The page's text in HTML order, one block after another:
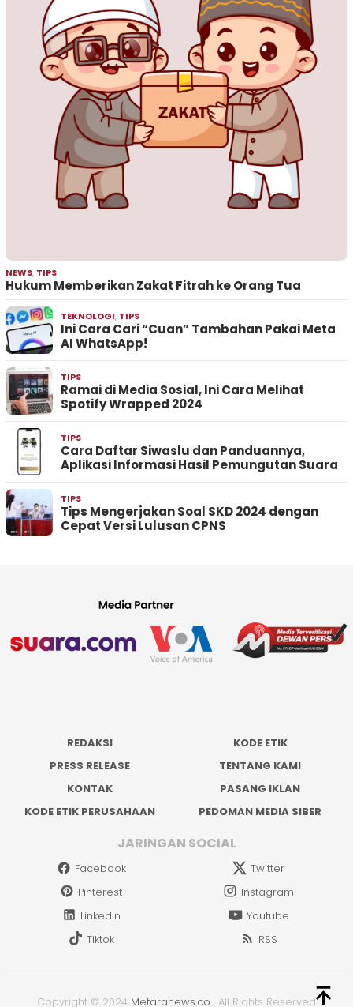
NEWS, TIPS
Hukum Memberikan Zakat Fitrah ke Orang Tua
TEKNOLOGI, TIPS
Ini Cara Cari “Cuan” Tambahan Pakai Meta
AI WhatsApp!
TIPS
Ramai di Media Sosial, Ini Cara Melihat
Spotify Wrapped 2024
TIPS
Cara Daftar Siwaslu dan Panduannya,
Aplikasi Informasi Hasil Pemungutan Suara
TIPS
Tips Mengerjakan Soal SKD 2024 dengan
Cepat Versi Lulusan CPNS
REDAKSI
KODE ETIK
PRESS RELEASE
TENTANG KAMI
KONTAK
PASANG IKLAN
KODE ETIK PERUSAHAAN
PEDOMAN MEDIA SIBER
JARINGAN SOCIAL
Facebook
Twitter
Pinterest
Instagram
Linkedin
Youtube
Tiktok
RSS
Copyright © 2024 Metaranews.co . All Rights Reserved